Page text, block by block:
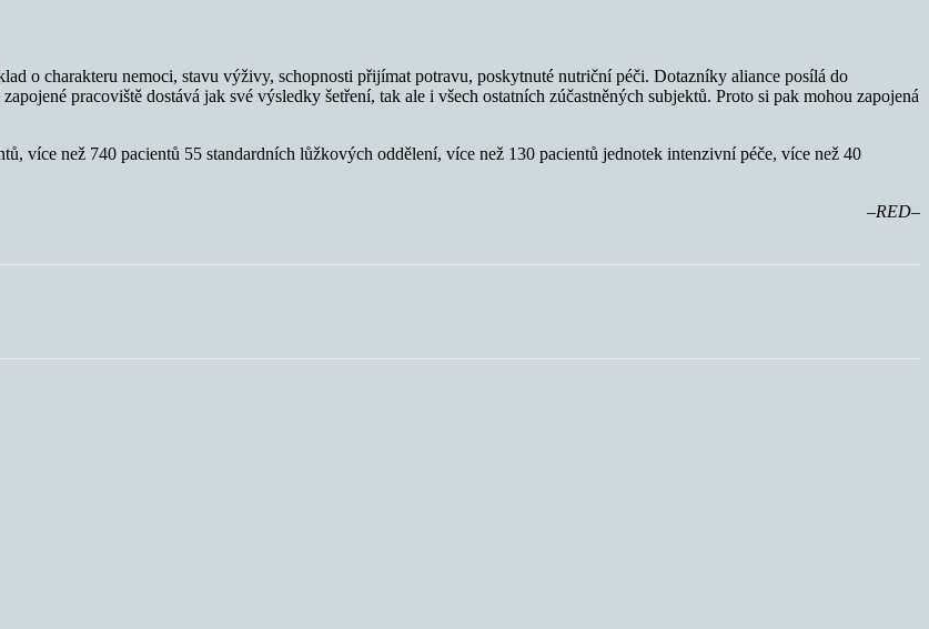
o charakteru nemoci, stavu výživy, schopnosti přijímat potravu, poskytnuté nutriční péči. Dotazníky aliance posílá do
pracoviště dostává jak své výsledky šetření, tak ale i všech ostatních zúčastněných subjektů. Proto si pak mohou zapojená
více než 740 pacientů 55 standardních lůžkových oddělení, více než 130 pacientů jednotek intenzivní péče, více než 40
–RED–